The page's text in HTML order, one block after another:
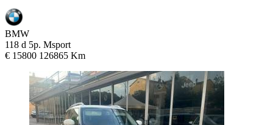
BMW
118 d 5p. Msport
€ 15800 126865 Km